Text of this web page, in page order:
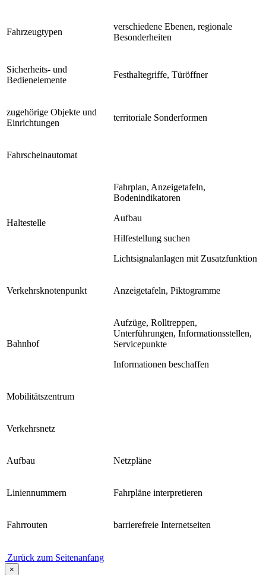
Fahrzeugtypen
verschiedene Ebenen, regionale
Besonderheiten
Sicherheits- und
Bedienelemente
Festhaltegriffe, Türöffner
zugehörige Objekte und
Einrichtungen
territoriale Sonderformen
Fahrscheinautomat
Haltestelle
Fahrplan, Anzeigetafeln,
Bodenindikatoren
Aufbau
Hilfestellung suchen
Lichtsignalanlagen mit Zusatzfunktion
Verkehrsknotenpunkt Anzeigetafeln, Piktogramme
Bahnhof
Aufzüge, Rolltreppen,
Unterführungen, Informationsstellen,
Servicepunkte
Informationen beschaffen
Mobilitätszentrum
Verkehrsnetz
Aufbau Netzpläne
Liniennummern Fahrpläne interpretieren
Fahrrouten barrierefreie Internetseiten
Zurück zum Seitenanfang
×